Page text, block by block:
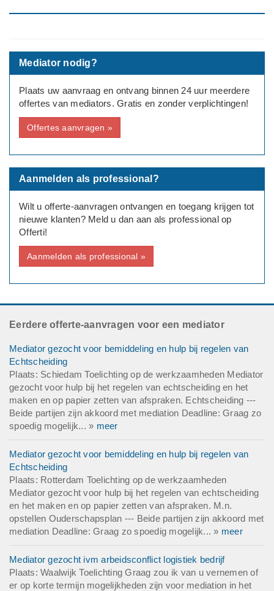
Aanvrager: werkgever (onderwijs)
Mediator nodig?
Plaats uw aanvraag en ontvang binnen 24 uur meerdere
offertes van mediators. Gratis en zonder verplichtingen!
Offertes aanvragen »
Aanmelden als professional?
Wilt u offerte-aanvragen ontvangen en toegang krijgen tot
nieuwe klanten? Meld u dan aan als professional op
Offerti!
Aanmelden als professional »
Eerdere offerte-aanvragen voor een mediator
Mediator gezocht voor bemiddeling en hulp bij regelen van
Echtscheiding
Plaats: Schiedam Toelichting op de werkzaamheden Mediator
gezocht voor hulp bij het regelen van echtscheiding en het
maken en op papier zetten van afspraken. Echtscheiding ---
Beide partijen zijn akkoord met mediation Deadline: Graag zo
spoedig mogelijk... » meer
Mediator gezocht voor bemiddeling en hulp bij regelen van
Echtscheiding
Plaats: Rotterdam Toelichting op de werkzaamheden
Mediator gezocht voor hulp bij het regelen van echtscheiding
en het maken en op papier zetten van afspraken. M.n.
opstellen Ouderschapsplan --- Beide partijen zijn akkoord met
mediation Deadline: Graag zo spoedig mogelijk... » meer
Mediator gezocht ivm arbeidsconflict logistiek bedrijf
Plaats: Waalwijk Toelichting Graag zou ik van u vernemen of
er op korte termijn mogelijkheden zijn voor mediation in het